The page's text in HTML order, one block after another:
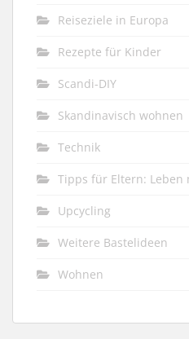
Reiseziele in Europa
Rezepte für Kinder
Scandi-DIY
Skandinavisch wohnen
Technik
Tipps für Eltern: Leben
Upcycling
Weitere Bastelideen
Wohnen